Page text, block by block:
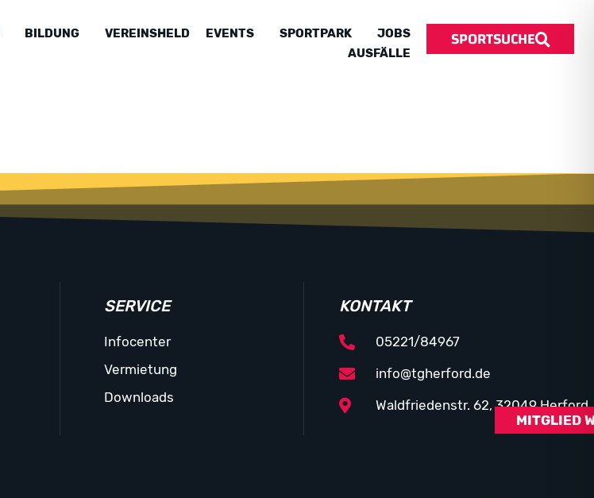
BILDUNG VEREINSHELD EVENTS SPORTPARK
JOBS
AUSFÄLLE
SPORTSUCHE
SERVICE
Infocenter
Vermietung
Downloads
KONTAKT
05221/84967
info@tgherford.de
Waldfriedenstr. 62, 32049 Herford
MITGLIED